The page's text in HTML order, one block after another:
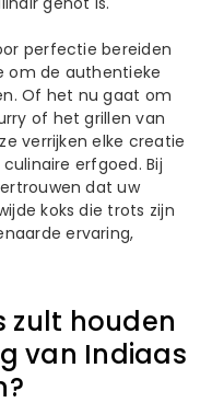
perfectie bereiden
om de authentieke
Of het nu gaat om
of het grillen van
verrijken elke creatie
erfgoed. Bij
dat uw
koks die trots zijn
ervaring,
zult houden
van Indiaas